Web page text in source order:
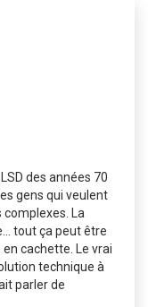
des années 70
gens qui veulent
La
tout ça peut être
cachette. Le vrai
technique à
parler de